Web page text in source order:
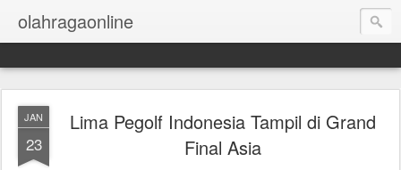
olahragaonline
JAN
23
Lima Pegolf Indonesia Tampil di Grand
Final Asia